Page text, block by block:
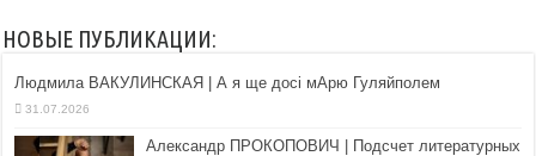
НОВЫЕ ПУБЛИКАЦИИ:
Людмила ВАКУЛИНСКАЯ | А я ще досі мАрю Гуляйполем
31.07.2026
Александр ПРОКОПОВИЧ | Подсчет литературных